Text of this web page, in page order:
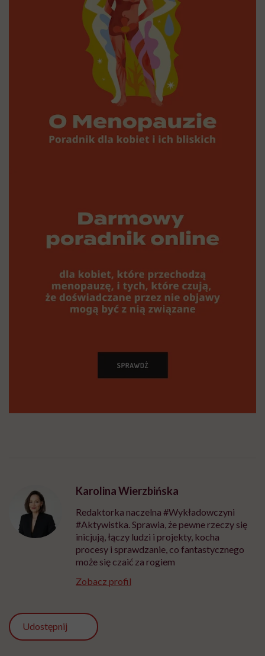
Karolina Wierzbińska
Redaktorka naczelna #Wykładowczyni
#Aktywistka. Sprawia, że pewne rzeczy się
inicjują, łączy ludzi i projekty, kocha
procesy i sprawdzanie, co fantastycznego
może się czaić za rogiem
Zobacz profil
Udostępnij